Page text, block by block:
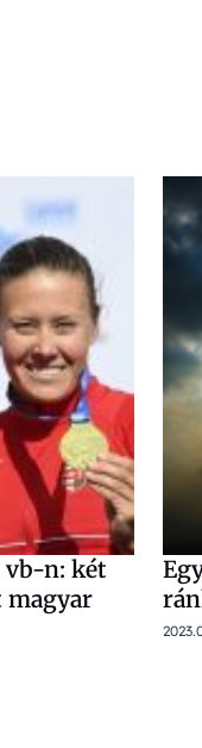
vb-n: két
magyar